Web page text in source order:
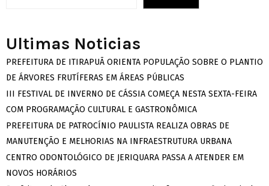
Ultimas Noticias
PREFEITURA DE ITIRAPUÃ ORIENTA POPULAÇÃO SOBRE O PLANTIO
DE ÁRVORES FRUTÍFERAS EM ÁREAS PÚBLICAS
III FESTIVAL DE INVERNO DE CÁSSIA COMEÇA NESTA SEXTA-FEIRA
COM PROGRAMAÇÃO CULTURAL E GASTRONÔMICA
PREFEITURA DE PATROCÍNIO PAULISTA REALIZA OBRAS DE
MANUTENÇÃO E MELHORIAS NA INFRAESTRUTURA URBANA
CENTRO ODONTOLÓGICO DE JERIQUARA PASSA A ATENDER EM
NOVOS HORÁRIOS